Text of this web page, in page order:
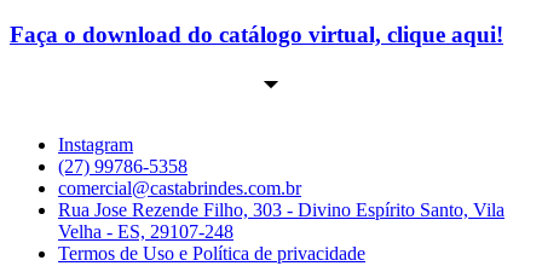
Faça o download do catálogo virtual, clique aqui!
Instagram
(27) 99786-5358
comercial@castabrindes.com.br
Rua Jose Rezende Filho, 303 - Divino Espírito Santo, Vila
Velha - ES, 29107-248
Termos de Uso e Política de privacidade